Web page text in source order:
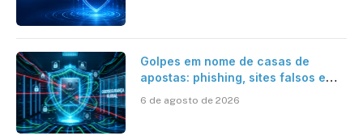
Golpes em nome de casas de
apostas: phishing, sites falsos e
6 de agosto de 2026